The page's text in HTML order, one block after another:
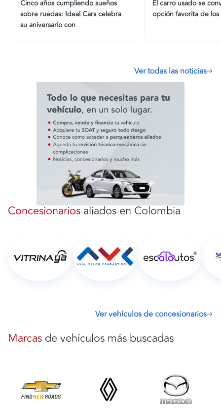
Cinco años cumpliendo sueños
sobre ruedas: Ideal Cars celebra
su aniversario con
El carro usado se
opción favorita de
Ver todas las noticias
Concesionariosaliados en Colombia
Ver vehículos de concesionarios
Marcas de vehículos más buscadas